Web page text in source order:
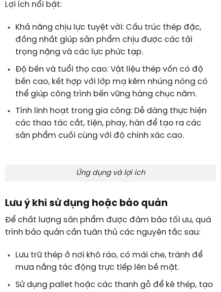
Lợi ích nổi bật:
Khả năng chịu lực tuyệt vời:Cấu trúc thép đặc,
đồng nhất giúp sản phẩm chịu được các tải
trọng nặng và các lực phức tạp.
Độ bền và tuổi thọ cao:Vật liệu thép vốn có độ
bền cao, kết hợp với lớp mạ kẽm nhúng nóng có
thể giúp công trình bền vững hàng chục năm.
Tính linh hoạt trong gia công:Dễ dàng thực hiện
các thao tác cắt, tiện, phay, hàn để tạo ra các
sản phẩm cuối cùng với độ chính xác cao.
Ứng dụng và lợi ích
Lưu ý khi sử dụng hoặc bảo quản
Để chất lượng sản phẩm được đảm bảo tối ưu, quá
trình bảo quản cần tuân thủ các nguyên tắc sau:
Lưu trữ thép ở nơi khô ráo, có mái che, tránh để
mưa nắng tác động trực tiếp lên bề mặt.
Sử dụng pallet hoặc các thanh gỗ để kê thép, tạo